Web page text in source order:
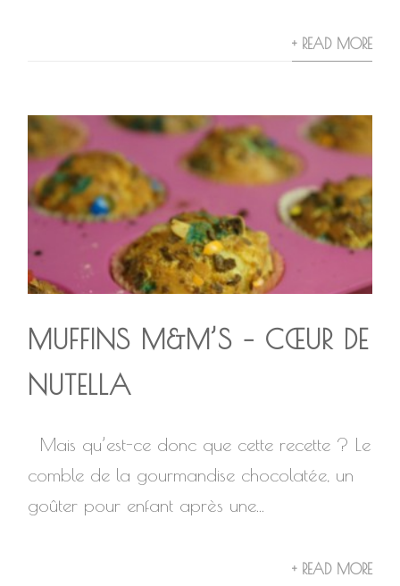
+ READ MORE
MUFFINS M&M’S – CŒUR DE
NUTELLA
Mais qu’est-ce donc que cette recette ? Le
comble de la gourmandise chocolatée, un
goûter pour enfant après une...
+ READ MORE